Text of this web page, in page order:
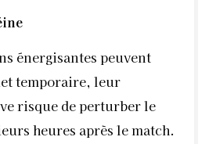
énergisantes peuvent
temporaire, leur
risque de perturber le
heures après le match.